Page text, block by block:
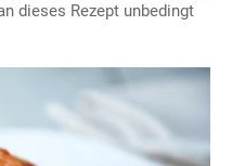
dieses Rezept unbedingt